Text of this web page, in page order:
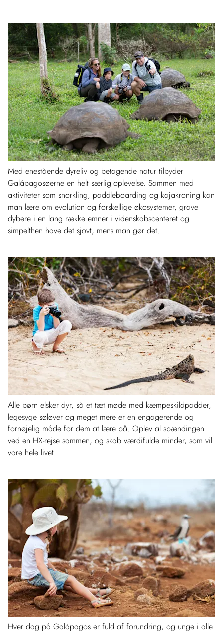
Med enestående dyreliv og betagende natur tilbyder
Galápagosøerne en helt særlig oplevelse. Sammen med
aktiviteter som snorkling, paddleboarding og kajakroning kan
man lære om evolution og forskellige økosystemer, grave
dybere i en lang række emner i videnskabscenteret og
simpelthen have det sjovt, mens man gør det.
Alle børn elsker dyr, så et tæt møde med kæmpeskildpadder,
legesyge søløver og meget mere er en engagerende og
fornøjelig måde for dem at lære på. Oplev al spændingen
ved en HX-rejse sammen, og skab værdifulde minder, som vil
vare hele livet.
Hver dag på Galápagos er fuld af forundring, og unge i alle